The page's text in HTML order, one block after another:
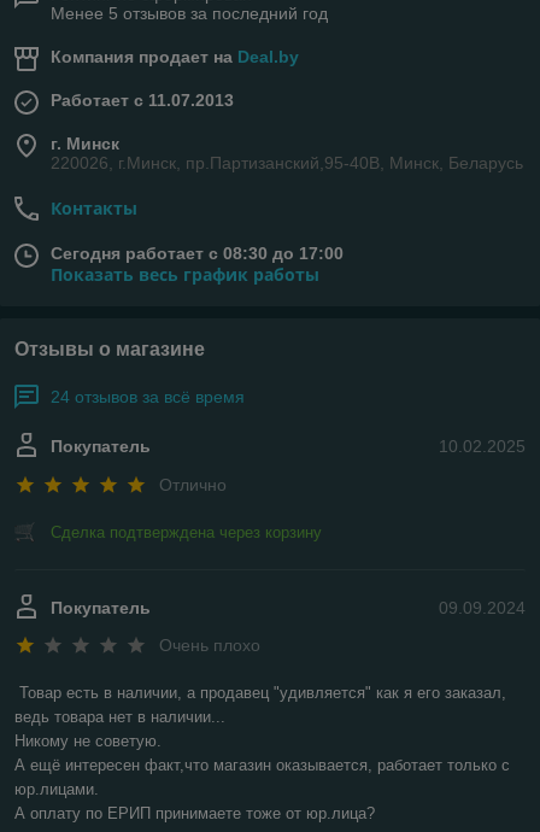
Менее 5 отзывов за последний год
Компания продает на Deal.by
Работает с 11.07.2013
г. Минск
220026, г.Минск, пр.Партизанский,95-40В, Минск, Беларусь
Контакты
Сегодня работает с 08:30 до 17:00
Показать весь график работы
Отзывы о магазине
24 отзывов за всё время
10.02.2025
Покупатель
Отлично
Сделка подтверждена через корзину
09.09.2024
Покупатель
Очень плохо
Товар есть в наличии, а продавец "удивляется" как я его заказал,
ведь товара нет в наличии...
Никому не советую.
А ещё интересен факт,что магазин оказывается, работает только с
юр.лицами.
А оплату по ЕРИП принимаете тоже от юр.лица?